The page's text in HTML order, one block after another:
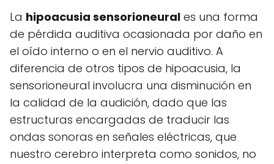
La hipoacusia sensorioneural es una forma
de pérdida auditiva ocasionada por daño en
el oído interno o en el nervio auditivo. A
diferencia de otros tipos de hipoacusia, la
sensorioneural involucra una disminución en
la calidad de la audición, dado que las
estructuras encargadas de traducir las
ondas sonoras en señales eléctricas, que
nuestro cerebro interpreta como sonidos, no